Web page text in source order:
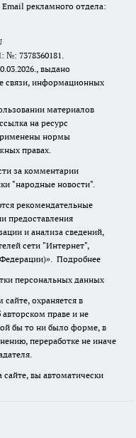
рекламного отдела:
7378360181.
выдано
связи, информационных
материалов
на ресурс
нормы
правах.
за комментарии
"народные новости".
рекомендательные
предоставления
и анализа сведений,
сети "Интернет",
Подробнее
персональных данных
охраняется в
праве и не
бы то ни было форме, в
переработке не иначе
вы автоматически